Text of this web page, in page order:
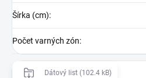
Šírka (cm):
Počet varných zón:
Dátový list (102.4 kB)